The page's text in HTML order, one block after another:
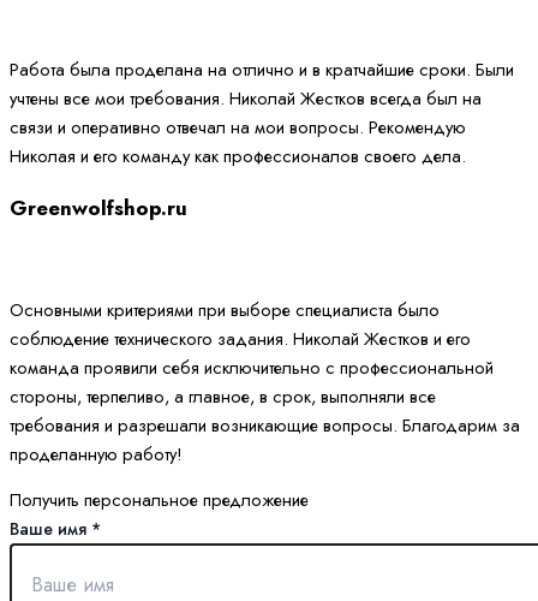
Работа была проделана на отлично и в кратчайшие сроки. Были
учтены все мои требования. Николай Жестков всегда был на
связи и оперативно отвечал на мои вопросы. Рекомендую
Николая и его команду как профессионалов своего дела.
Greenwolfshop.ru
Основными критериями при выборе специалиста было
соблюдение технического задания. Николай Жестков и его
команда проявили себя исключительно с профессиональной
стороны, терпеливо, а главное, в срок, выполняли все
требования и разрешали возникающие вопросы. Благодарим за
проделанную работу!
Получить персональное предложение
в
Комментарий
Ваше имя *